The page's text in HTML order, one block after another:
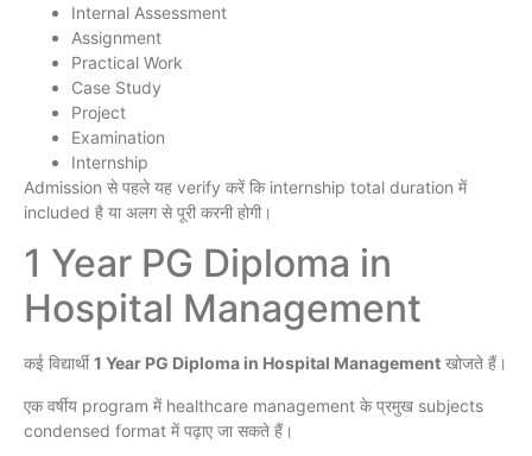
Internal Assessment
Assignment
Practical Work
Case Study
Project
Examination
Internship
Admission से पहले यह verify करें कि internship total duration में
included है या अलग से पूरी करनी होगी।
1 Year PG Diploma in
Hospital Management
कई विद्यार्थी1 Year PG Diploma in Hospital Management खोजते हैं।
एक वर्षीय program में healthcare management के प्रमुख subjects
condensed format में पढ़ाए जा सकते हैं।